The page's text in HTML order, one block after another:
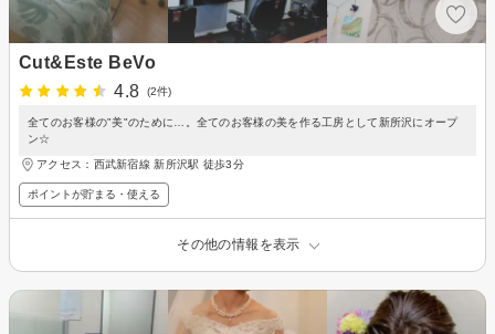
Cut&Este BeVo
4.8
(2件)
全てのお客様の"美"のために…。全てのお客様の美を作る工房として新所沢にオープ
ン☆
アクセス：西武新宿線 新所沢駅 徒歩3分
ポイントが貯まる・使える
その他の情報を表示